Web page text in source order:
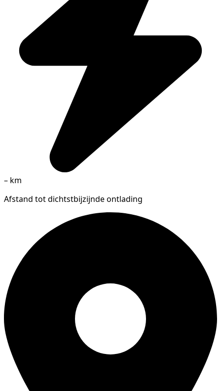
– km
Afstand tot dichtstbijzijnde ontlading